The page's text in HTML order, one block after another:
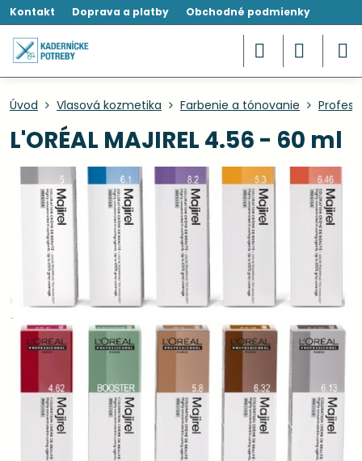
Kontakt Doprava a platby Obchodné podmienky
Úvod Vlasová kozmetika Farbenie a tónovanie
L'ORÉAL MAJIREL 4.56 - 60 ml